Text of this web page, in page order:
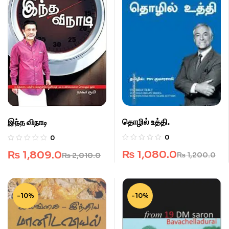
இந்த விநாடி
0
₨2,010.0
₨ 1,809.0
தொழில் உத்தி.
0
₨1,200.0
₨ 1,080.0
-10% -10%